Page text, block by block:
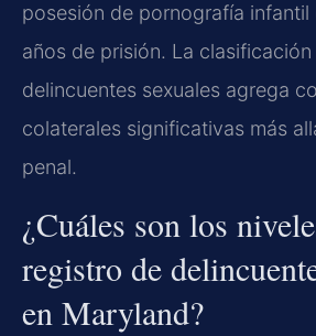
posesión de pornografía
años de prisión. La
delincuentes sexuales agrega
colaterales significativas más
penal.
¿Cuáles son los
registro de
en Maryland?